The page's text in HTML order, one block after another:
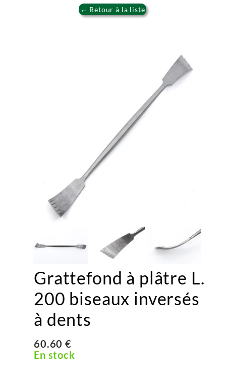
← Retour à la liste
Grattefond à plâtre L.
200 biseaux inversés
à dents
60.60 €
En stock